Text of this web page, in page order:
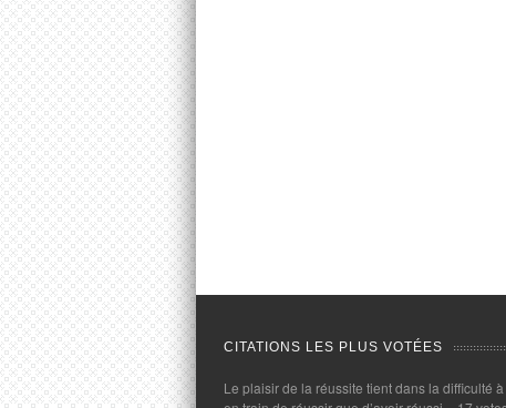
CITATIONS LES PLUS VOTÉES
Le plaisir de la réussite tient dans la difficulté